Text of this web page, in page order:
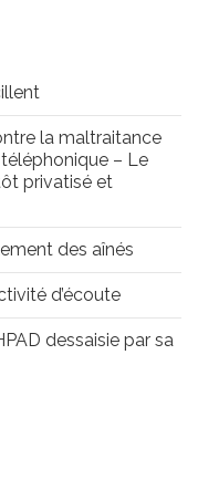
la maltraitance
– Le
privatisé et
des aînés
d’écoute
dessaisie par sa